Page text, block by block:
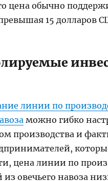
цена обычно
15 долларов
линии по
можно гибко
производства и
цена линии по
из овечьего навоза